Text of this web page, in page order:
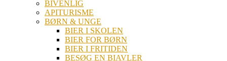
BIVENLIG
APITURISME
BØRN & UNGE
BIER I SKOLEN
BIER FOR BØRN
BIER I FRITIDEN
BESØG EN BIAVLER